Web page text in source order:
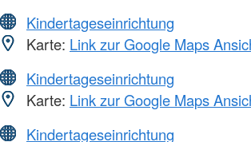
Kindertageseinrichtung
Karte: Link zur Google Maps
Kindertageseinrichtung
Karte: Link zur Google Maps
Kindertageseinrichtung